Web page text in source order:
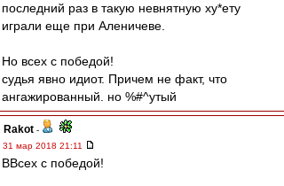
последний раз в такую невнятную ху*ету
играли еще при Аленичеве.
Но всех с победой!
судья явно идиот. Причем не факт, что
ангажированный. но %#^утый
Rakot -
31 мар 2018 21:11
ВВсех с победой!